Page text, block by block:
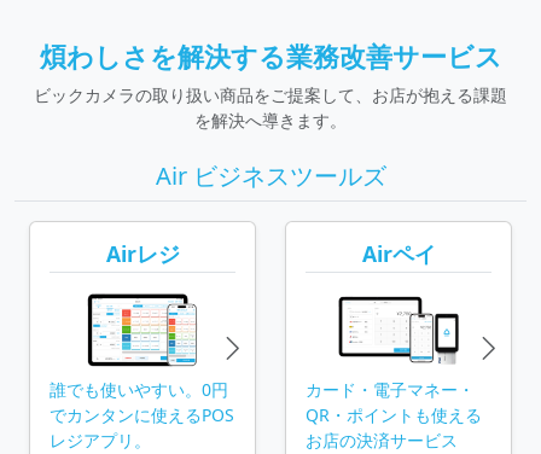
煩わしさを解決する業務改善サービス
ビックカメラの取り扱い商品をご提案して、お店が抱える課題
を解決へ導きます。
Air ビジネスツールズ
Airレジ
誰でも使いやすい。0円
でカンタンに使えるPOS
レジアプリ。
Airペイ
カード・電子マネー・
QR・ポイントも使える
お店の決済サービス